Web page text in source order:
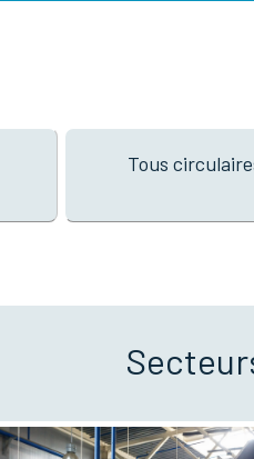
Tous